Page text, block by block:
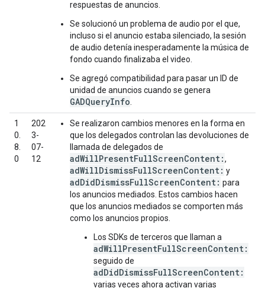
respuestas de anuncios.
Se solucionó un problema de audio por el que,
incluso si el anuncio estaba silenciado, la sesión
de audio detenía inesperadamente la música de
fondo cuando finalizaba el video.
Se agregó compatibilidad para pasar un ID de
unidad de anuncios cuando se genera
GADQueryInfo
1
0.
8.
0
202
3-
07-
12
Se realizaron cambios menores en la forma en
que los delegados controlan las devoluciones de
llamada de delegados de
adWillPresentFullScreenContent:,
adWillDismissFullScreenContent: y
adDidDismissFullScreenContent: para
los anuncios mediados. Estos cambios hacen
que los anuncios mediados se comporten más
como los anuncios propios.
Los SDKs de terceros que llaman a
adWillPresentFullScreenContent:
seguido de
adDidDismissFullScreenContent:
varias veces ahora activan varias